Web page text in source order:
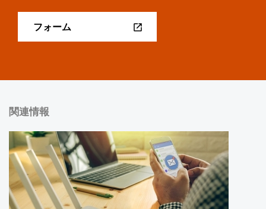
フォーム
関連情報